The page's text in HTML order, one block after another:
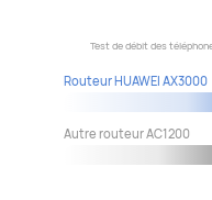
Test de débit des
Routeur HUAWEI AX3000
Autre routeur AC1200